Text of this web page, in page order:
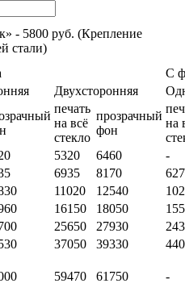
- 5800 руб. (Крепление
стали)
С
Двухсторонняя
печать
на всё
стекло
прозрачный
фон
на
5320 6460
-
6935 8170
11020 12540
16150 18050
25650 27930
37050 39330
59470 61750 -